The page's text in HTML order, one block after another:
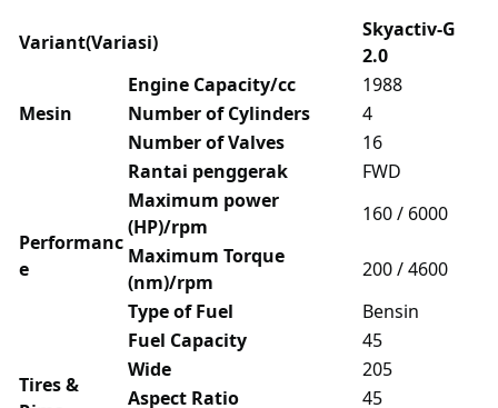
Variant(Variasi)
Skyactiv-G
2.0
Mesin
Engine Capacity/cc
1988
Number of Cylinders
4
Number of Valves
16
Performanc
e
Rantai penggerak
FWD
Maximum power
(HP)/rpm
160 / 6000
Maximum Torque
(nm)/rpm
200 / 4600
Type of Fuel
Bensin
Fuel Capacity
45
Tires &
Wide
205
Aspect Ratio
45